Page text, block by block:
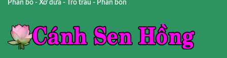
Phân bò - Xơ dừa - Tro trấu - Phân bón